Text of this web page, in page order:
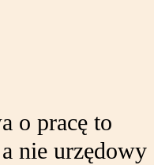
o pracę to
nie urzędowy